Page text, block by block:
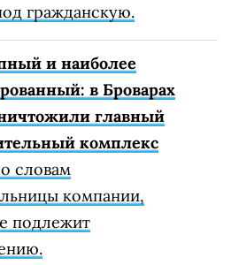
гражданскую.
и наиболее
в Броварах
главный
комплекс
словам
компании,
подлежит